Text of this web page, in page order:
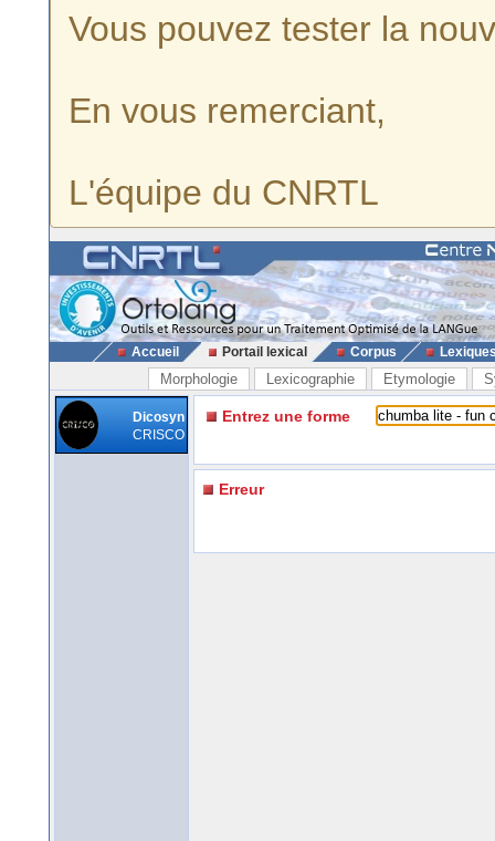
Vous pouvez tester la
En vous remerciant,
L'équipe du CNRTL
Accueil Portail lexical Corpus
Morphologie Lexicographie Etymologie
Dicosyn
CRISCO
Entrez une forme
Erreur